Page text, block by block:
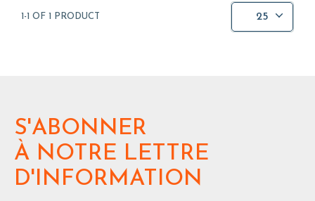
1-1 OF 1 PRODUCT 25
S'ABONNER
À NOTRE LETTRE
D'INFORMATION